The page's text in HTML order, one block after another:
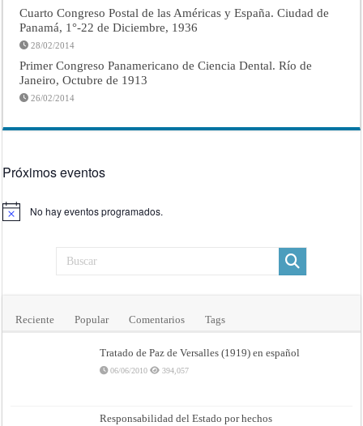
Cuarto Congreso Postal de las Américas y España. Ciudad de
Panamá, 1°-22 de Diciembre, 1936
28/02/2014
Primer Congreso Panamericano de Ciencia Dental. Río de
Janeiro, Octubre de 1913
26/02/2014
Próximos eventos
Aviso No hay eventos programados.
Reciente Popular Comentarios Tags
Tratado de Paz de Versalles (1919) en español
06/06/2010 394,057
Responsabilidad del Estado por hechos